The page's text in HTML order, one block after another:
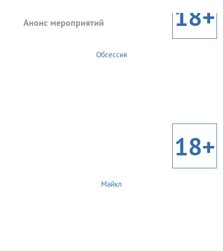
Анонс мероприятий 18+
Обсессия
18+
Майкл